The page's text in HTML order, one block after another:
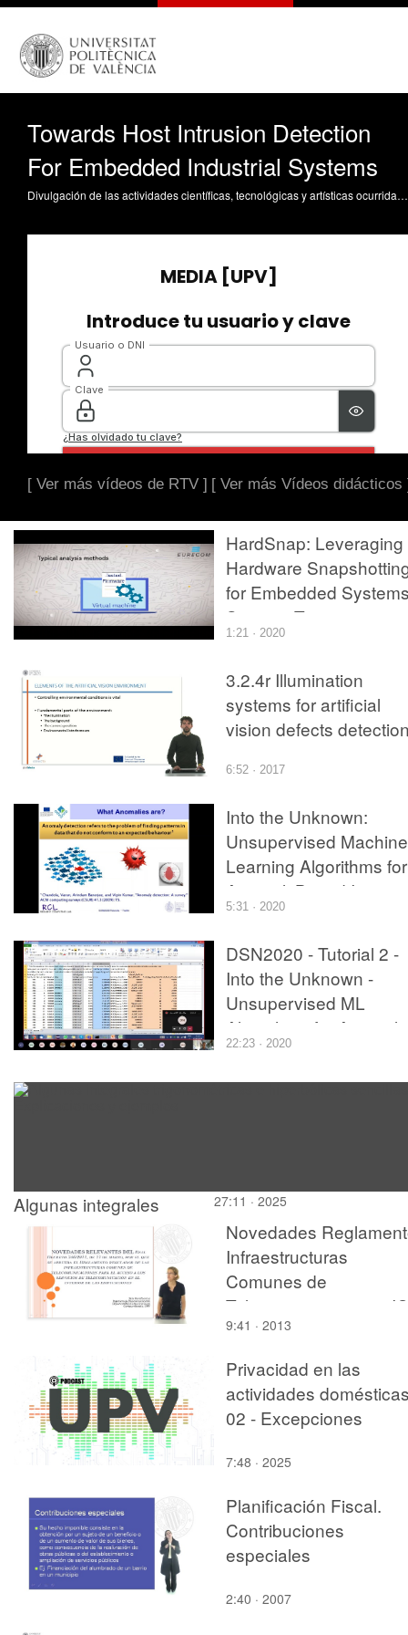
Towards Host Intrusion Detection
For Embedded Industrial Systems
Divulgación de las actividades científicas, tecnológicas y artísticas ocurridas en los tres campus de la UPV
[ Ver más vídeos de RTV ] [ Ver más Vídeos didácticos
HardSnap: Leveraging
Hardware
for Embedded
Security Testing
1:21 · 2020
3.2.4r Illumination
systems for artificial
vision defects
6:52 · 2017
Into the Unknown:
Unsupervised Machine
Learning Algorithms for
AnomalyBased
Detection
5:31 · 2020
DSN2020 - Tutorial 2 -
Into the Unknown -
Unsupervised ML
Algorithms for
Based Intrusion
Detection - Part 2
22:23 · 2020
Algunas integrales
trigonométricas e
hiperbólicas sencillas:
Explicaciones y ejemplos
27:11 · 2025
Novedades
Infraestructuras
Comunes de
Telecomunicaciones
2011
9:41 · 2013
Privacidad en las
actividades
02 - Excepciones
7:48 · 2025
Planificación Fiscal.
Contribuciones
especiales
2:40 · 2007